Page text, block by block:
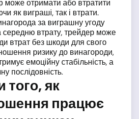
може отримати або втратити
як виграші, так і втрати.
за виграшну угоду
середню втрату, трейдер може
втрат без шкоди для свого
ризику до винагороди,
емоційну стабільність, а
послідовність.
того, як
працює